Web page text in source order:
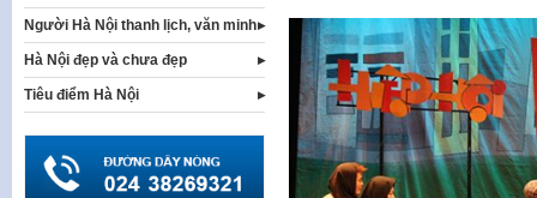
Người Hà Nội thanh lịch, văn minh
Hà Nội đẹp và chưa đẹp
Tiêu điểm Hà Nội